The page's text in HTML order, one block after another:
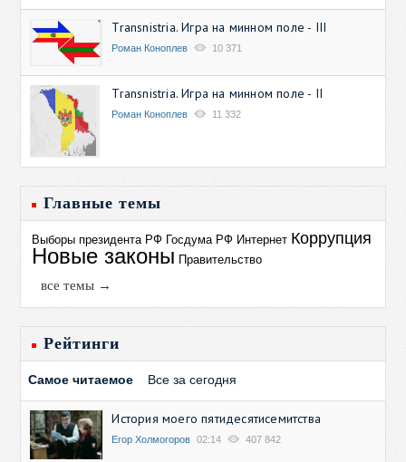
Transnistria. Игра на минном поле - III
Роман Коноплев 10 371
Transnistria. Игра на минном поле - II
Роман Коноплев 11 332
Главные темы
Выборы президента РФ Госдума РФ Интернет Коррупция
Новые законы Правительство
все темы →
Рейтинги
Самое читаемое Все за сегодня
История моего пятидесятисемитства
Егор Холмогоров 02:14 407 842